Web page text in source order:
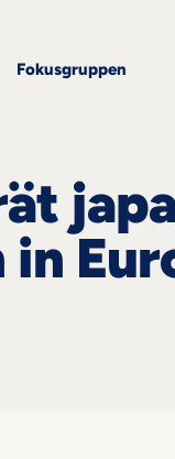
Fokusgruppen
in